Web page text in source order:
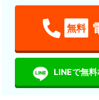
無料
LINEで無料